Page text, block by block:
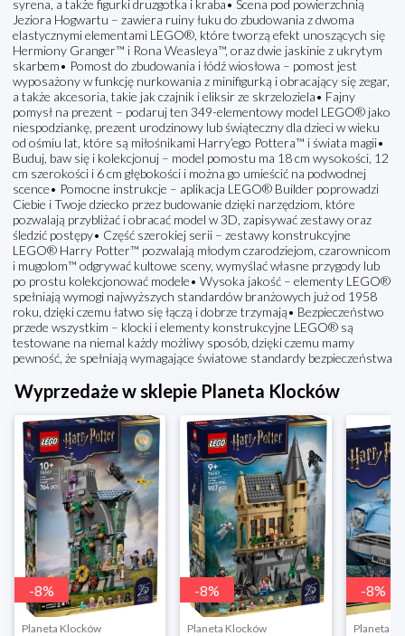
syrena, a także figurki druzgotka i kraba• Scena pod powierzchnią
Jeziora Hogwartu – zawiera ruiny łuku do zbudowania z dwoma
elastycznymi elementami LEGO®, które tworzą efekt unoszących się
Hermiony Granger™ i Rona Weasleya™, oraz dwie jaskinie z ukrytym
skarbem• Pomost do zbudowania i łódź wiosłowa – pomost jest
wyposażony w funkcję nurkowania z minifigurką i obracający się zegar,
a także akcesoria, takie jak czajnik i eliksir ze skrzeloziela• Fajny
pomysł na prezent – podaruj ten 349-elementowy model LEGO® jako
niespodziankę, prezent urodzinowy lub świąteczny dla dzieci w wieku
od ośmiu lat, które są miłośnikami Harry’ego Pottera™ i świata magii•
Buduj, baw się i kolekcjonuj – model pomostu ma 18 cm wysokości, 12
cm szerokości i 6 cm głębokości i można go umieścić na podwodnej
scence• Pomocne instrukcje – aplikacja LEGO® Builder poprowadzi
Ciebie i Twoje dziecko przez budowanie dzięki narzędziom, które
pozwalają przybliżać i obracać model w 3D, zapisywać zestawy oraz
śledzić postępy• Część szerokiej serii – zestawy konstrukcyjne
LEGO® Harry Potter™ pozwalają młodym czarodziejom, czarownicom
i mugolom™ odgrywać kultowe sceny, wymyślać własne przygody lub
po prostu kolekcjonować modele• Wysoka jakość – elementy LEGO®
spełniają wymogi najwyższych standardów branżowych już od 1958
roku, dzięki czemu łatwo się łączą i dobrze trzymają• Bezpieczeństwo
przede wszystkim – klocki i elementy konstrukcyjne LEGO® są
testowane na niemal każdy możliwy sposób, dzięki czemu mamy
pewność, że spełniają wymagające światowe standardy bezpieczeństwa
Wyprzedaże w sklepie Planeta Klocków
-8%
Planeta Klocków
-8%
Planeta Klocków
-8%
Planeta